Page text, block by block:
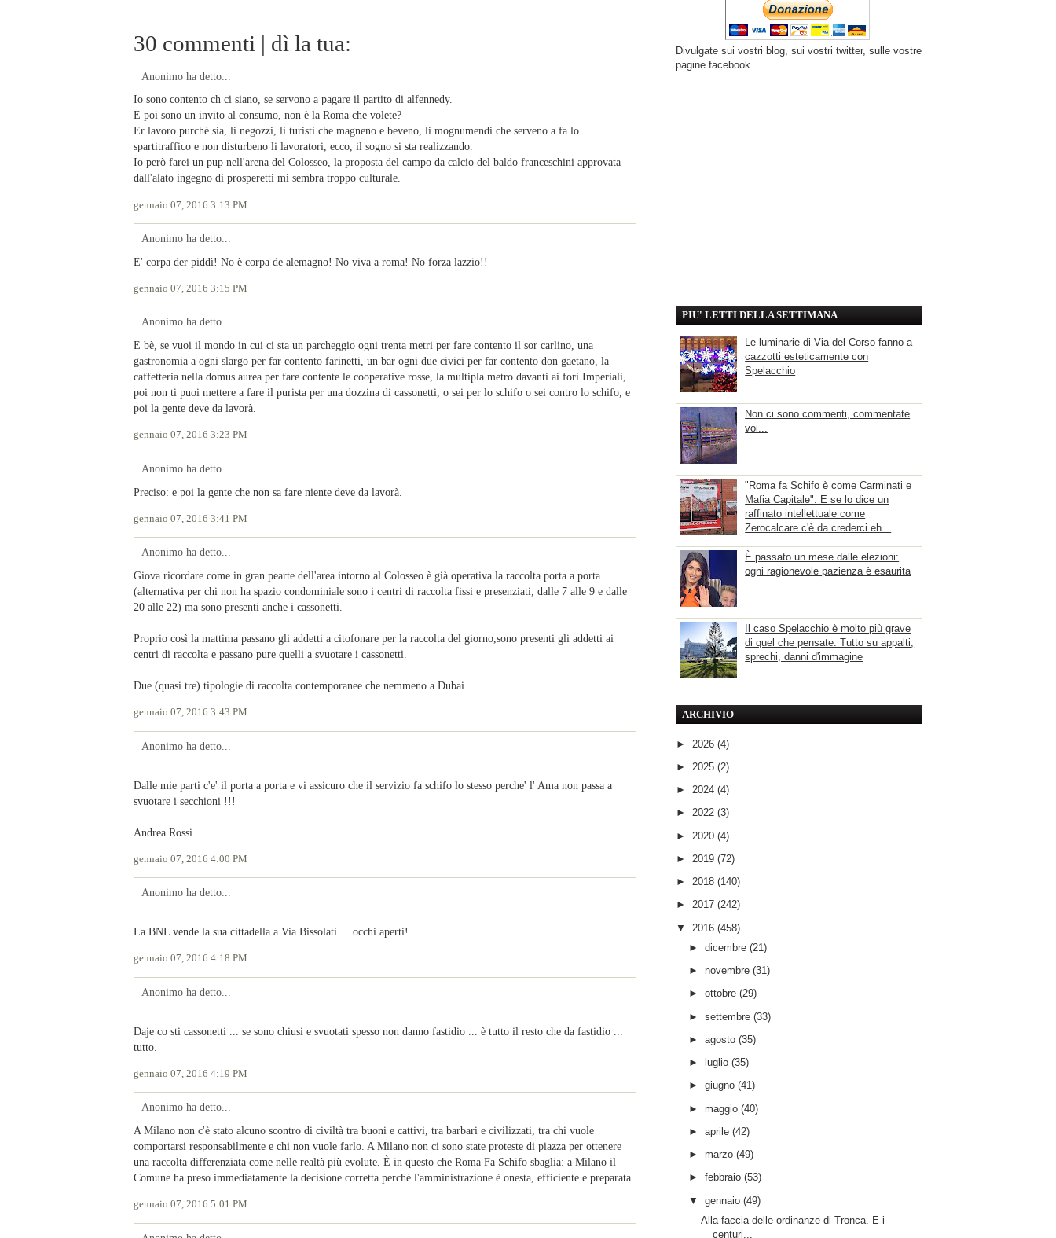
30 commenti | dì la tua:
Anonimo ha detto...
Io sono contento ch ci siano, se servono a pagare il partito di alfennedy.
E poi sono un invito al consumo, non è la Roma che volete?
Er lavoro purché sia, li negozzi, li turisti che magneno e beveno, li mognumendi che serveno a fa lo
spartitraffico e non disturbeno li lavoratori, ecco, il sogno si sta realizzando.
Io però farei un pup nell'arena del Colosseo, la proposta del campo da calcio del baldo franceschini approvata
dall'alato ingegno di prosperetti mi sembra troppo culturale.
gennaio 07, 2016 3:13 PM
Anonimo ha detto...
E' corpa der piddì! No è corpa de alemagno! No viva a roma! No forza lazzio!!
gennaio 07, 2016 3:15 PM
Anonimo ha detto...
E bè, se vuoi il mondo in cui ci sta un parcheggio ogni trenta metri per fare contento il sor carlino, una
gastronomia a ogni slargo per far contento farinetti, un bar ogni due civici per far contento don gaetano, la
caffetteria nella domus aurea per fare contente le cooperative rosse, la multipla metro davanti ai fori Imperiali,
poi non ti puoi mettere a fare il purista per una dozzina di cassonetti, o sei per lo schifo o sei contro lo schifo, e
poi la gente deve da lavorà.
gennaio 07, 2016 3:23 PM
Anonimo ha detto...
Preciso: e poi la gente che non sa fare niente deve da lavorà.
gennaio 07, 2016 3:41 PM
Anonimo ha detto...
Giova ricordare come in gran pearte dell'area intorno al Colosseo è già operativa la raccolta porta a porta
(alternativa per chi non ha spazio condominiale sono i centri di raccolta fissi e presenziati, dalle 7 alle 9 e dalle
20 alle 22) ma sono presenti anche i cassonetti.
Proprio così la mattima passano gli addetti a citofonare per la raccolta del giorno,sono presenti gli addetti ai
centri di raccolta e passano pure quelli a svuotare i cassonetti.
Due (quasi tre) tipologie di raccolta contemporanee che nemmeno a Dubai...
gennaio 07, 2016 3:43 PM
Anonimo ha detto...
Dalle mie parti c'e' il porta a porta e vi assicuro che il servizio fa schifo lo stesso perche' l' Ama non passa a
svuotare i secchioni !!!
Andrea Rossi
gennaio 07, 2016 4:00 PM
Anonimo ha detto...
La BNL vende la sua cittadella a Via Bissolati ... occhi aperti!
gennaio 07, 2016 4:18 PM
Anonimo ha detto...
Daje co sti cassonetti ... se sono chiusi e svuotati spesso non danno fastidio ... è tutto il resto che da fastidio ...
tutto.
gennaio 07, 2016 4:19 PM
Anonimo ha detto...
A Milano non c'è stato alcuno scontro di civiltà tra buoni e cattivi, tra barbari e civilizzati, tra chi vuole
comportarsi responsabilmente e chi non vuole farlo. A Milano non ci sono state proteste di piazza per ottenere
una raccolta differenziata come nelle realtà più evolute. È in questo che Roma Fa Schifo sbaglia: a Milano il
Comune ha preso immediatamente la decisione corretta perché l'amministrazione è onesta, efficiente e preparata.
gennaio 07, 2016 5:01 PM
Divulgate sui vostri blog, sui vostri twitter, sulle vostre
pagine facebook.
PIU' LETTI DELLA SETTIMANA
Le luminarie di Via del Corso fanno a
cazzotti esteticamente con
Spelacchio
Non ci sono commenti, commentate
voi...
"Roma fa Schifo è come Carminati e
Mafia Capitale". E se lo dice un
raffinato intellettuale come
Zerocalcare c'è da crederci eh...
È passato un mese dalle elezioni:
ogni ragionevole pazienza è esaurita
Il caso Spelacchio è molto più grave
di quel che pensate. Tutto su appalti,
sprechi, danni d'immagine
ARCHIVIO
► 2026 (4)
► 2025 (2)
► 2024 (4)
► 2022 (3)
► 2020 (4)
► 2019 (72)
► 2018 (140)
► 2017 (242)
▼ 2016 (458)
► dicembre (21)
► novembre (31)
► ottobre (29)
► settembre (33)
► agosto (35)
►
luglio (35)
► giugno (41)
► maggio (40)
► aprile (42)
► marzo (49)
► febbraio (53)
▼ gennaio (49)
Alla faccia delle ordinanze di Tronca. E i
centuri...